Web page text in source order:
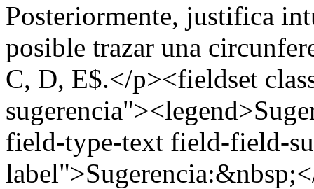
Posteriormente, justifica
posible trazar una
C, D, E$.</p><fieldset
field-type-text field-field-